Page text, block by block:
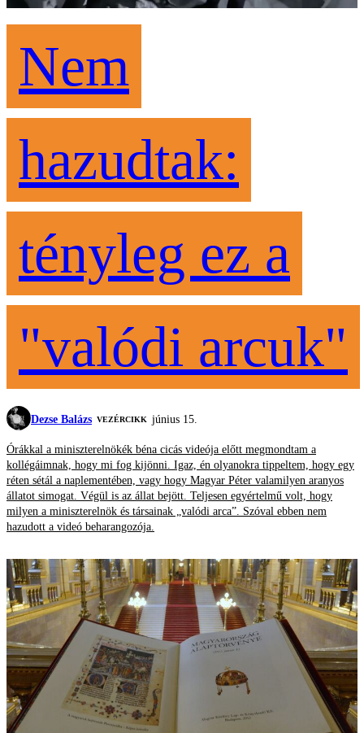
Nem
hazudtak:
tényleg ez a
"valódi arcuk"
Dezse Balázs VEZÉRCIKK június 15.
Órákkal a miniszterelnökék béna cicás videója előtt megmondtam a
kollégáimnak, hogy mi fog kijönni. Igaz, én olyanokra tippeltem, hogy egy
réten sétál a naplementében, vagy hogy Magyar Péter valamilyen aranyos
állatot simogat. Végül is az állat bejött. Teljesen egyértelmű volt, hogy
milyen a miniszterelnök és társainak „valódi arca”. Szóval ebben nem
hazudott a videó beharangozója.